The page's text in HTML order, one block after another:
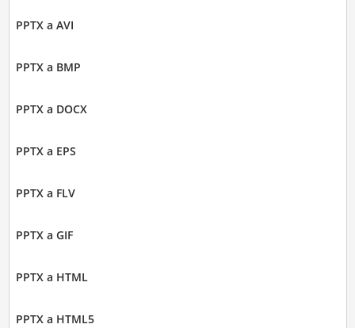
PPTX a AVI
PPTX a BMP
PPTX a DOCX
PPTX a EPS
PPTX a FLV
PPTX a GIF
PPTX a HTML
PPTX a HTML5